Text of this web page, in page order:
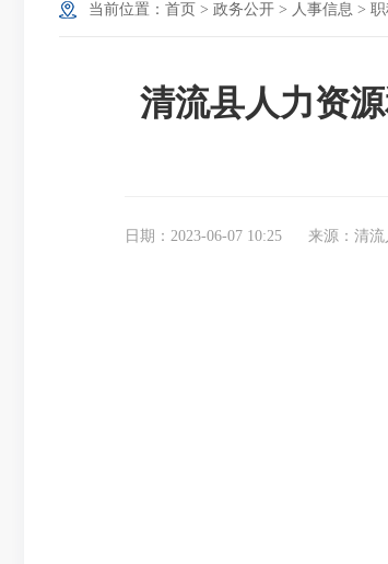
当前位置： 首页 > 政务公开 > 人事信息 >
清流县人力资
日期：2023-06-07 10:25 来源：清流